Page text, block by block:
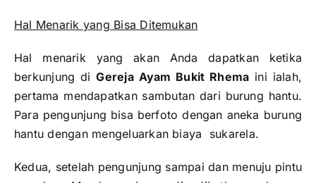
Hal Menarik yang Bisa Ditemukan
Hal menarik yang akan Anda dapatkan ketika
berkunjung diGereja Ayam Bukit Rhema ini ialah,
pertama mendapatkan sambutan dari burung hantu.
Para pengunjung bisa berfoto dengan aneka burung
hantu dengan mengeluarkan biaya sukarela.
Kedua, setelah pengunjung sampai dan menuju pintu